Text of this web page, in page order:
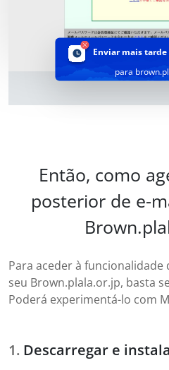
Enviar mais tarde
para
Então, como
posterior de e-
Para aceder à
seu Brown.plala.or.jp, basta
Poderá experimentá-lo com
Descarregar e